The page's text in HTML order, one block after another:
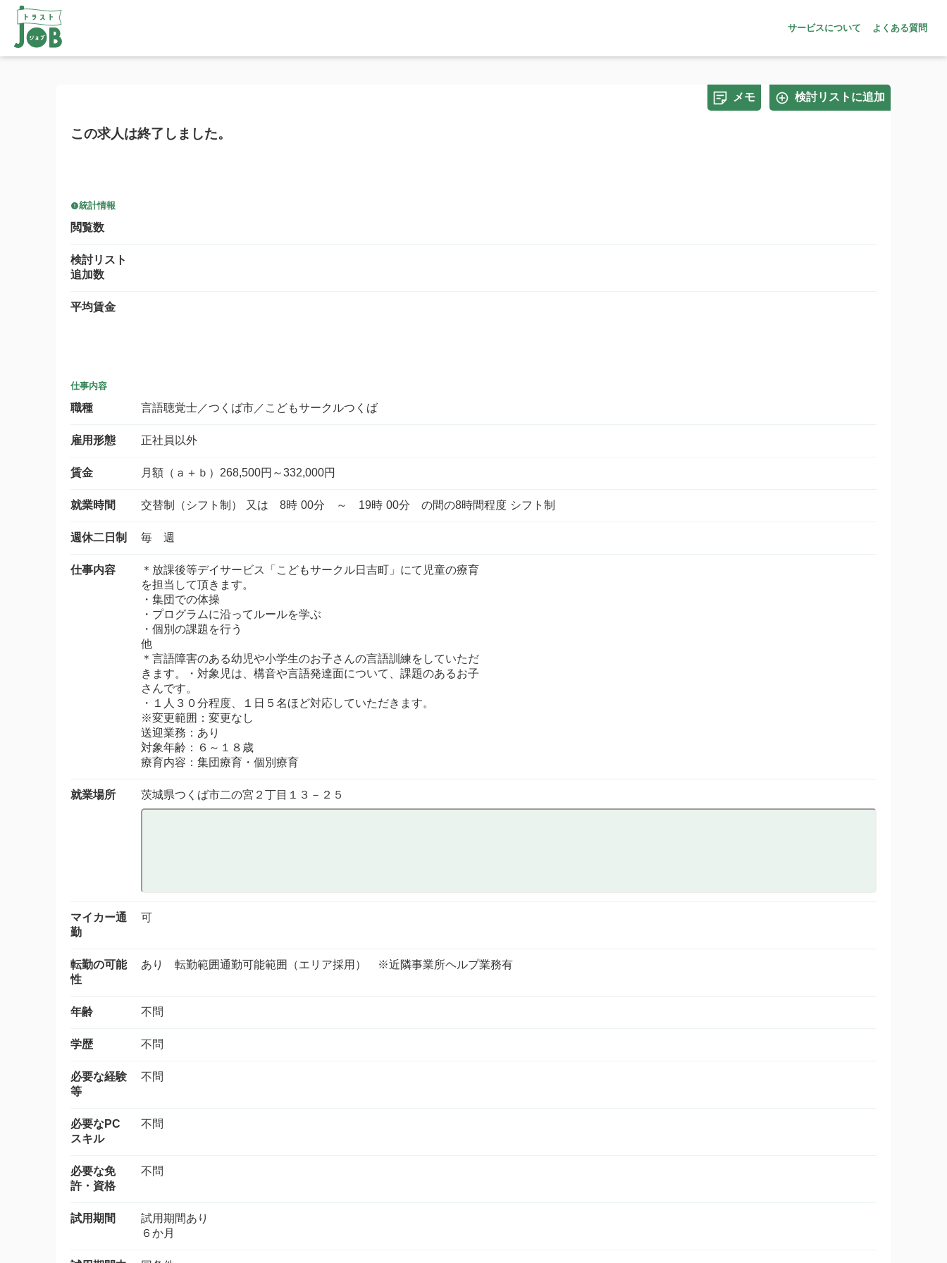
サービスについて よくある質問
メモ 検討リストに追加
この求人は終了しました。
統計情報
閲覧数
検討リスト
追加数
平均賃金
仕事内容
職種 言語聴覚士／つくば市／こどもサークルつくば
雇用形態 正社員以外
賃金 月額（ａ＋ｂ）268,500円～332,000円
就業時間 交替制（シフト制） 又は 8時 00分 ～ 19時 00分 の間の8時間程度 シフト制
週休二日制 毎 週
仕事内容
＊放課後等デイサービス「こどもサークル日吉町」にて児童の療育
を担当して頂きます。
・集団での体操
・プログラムに沿ってルールを学ぶ
・個別の課題を行う
他
＊言語障害のある幼児や小学生のお子さんの言語訓練をしていただ
きます。・対象児は、構音や言語発達面について、課題のあるお子
さんです。
・１人３０分程度、１日５名ほど対応していただきます。
※変更範囲：変更なし
送迎業務：あり
対象年齢：６～１８歳
療育内容：集団療育・個別療育
就業場所 茨城県つくば市二の宮２丁目１３－２５
マイカー通
勤
可
転勤の可能
性
あり 転勤範囲通勤可能範囲（エリア採用） ※近隣事業所ヘルプ業務有
年齢 不問
学歴 不問
必要な経験
等
不問
必要なPC
スキル
不問
必要な免
許・資格
不問
試用期間
試用期間あり
６か月